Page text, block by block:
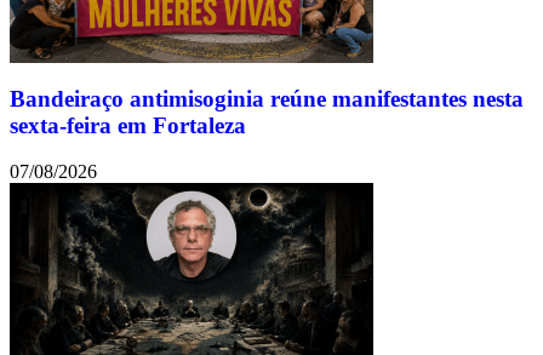
Bandeiraço antimisoginia reúne manifestantes nesta
sexta-feira em Fortaleza
07/08/2026